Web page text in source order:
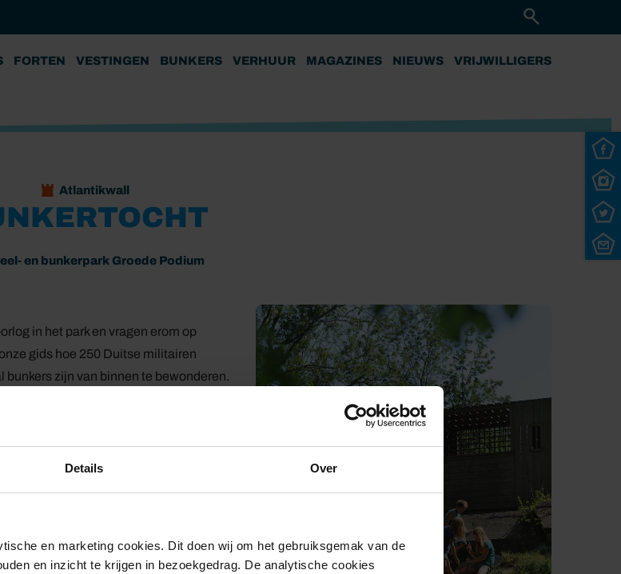
Details Over
en marketing cookies. Dit doen wij om het gebruiksgemak van de
en inzicht te krijgen in bezoekgedrag. De analytische cookies
FORTEN VESTINGEN BUNKERS VERHUUR MAGAZINES NIEUWS VRIJWILLIGERS
Atlantikwall
en bunkerpark Groede Podium
in het park en vragen erom op
gids hoe 250 Duitse militairen
zijn van binnen te bewonderen.
€ 7,50 p.p. voor 13 jaar en ouder. De
en past zich eventueel aan naar
als Duitstalige